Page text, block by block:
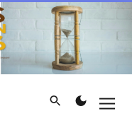
Rechercher